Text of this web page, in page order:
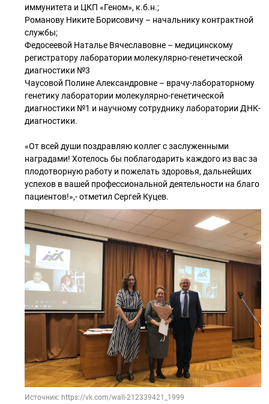
иммунитета и ЦКП «Геном», к.б.н.;
Романову Никите Борисовичу – начальнику контрактной
службы;
Федосеевой Наталье Вячеславовне – медицинскому
регистратору лаборатории молекулярно-генетической
диагностики №3
Чаусовой Полине Александровне – врачу-лабораторному
генетику лаборатории молекулярно-генетической
диагностики №1 и научному сотруднику лаборатории ДНК-
диагностики.
«От всей души поздравляю коллег с заслуженными
наградами! Хотелось бы поблагодарить каждого из вас за
плодотворную работу и пожелать здоровья, дальнейших
успехов в вашей профессиональной деятельности на благо
пациентов!»,- отметил Сергей Куцев.
Источник: https://vk.com/wall-212339421_1999